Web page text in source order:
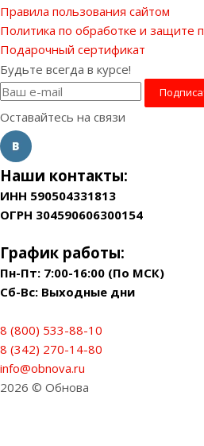
Правила пользования сайтом
Политика по обработке и защите
Подарочный сертификат
Будьте всегда в курсе!
Оставайтесь на связи
Наши контакты:
ИНН 590504331813
ОГРН 304590606300154
График работы:
Пн-Пт: 7:00-16:00 (По МСК)
Сб-Вс: Выходные дни
8 (800) 533-88-10
8 (342) 270-14-80
info@obnova.ru
2026 © Обнова